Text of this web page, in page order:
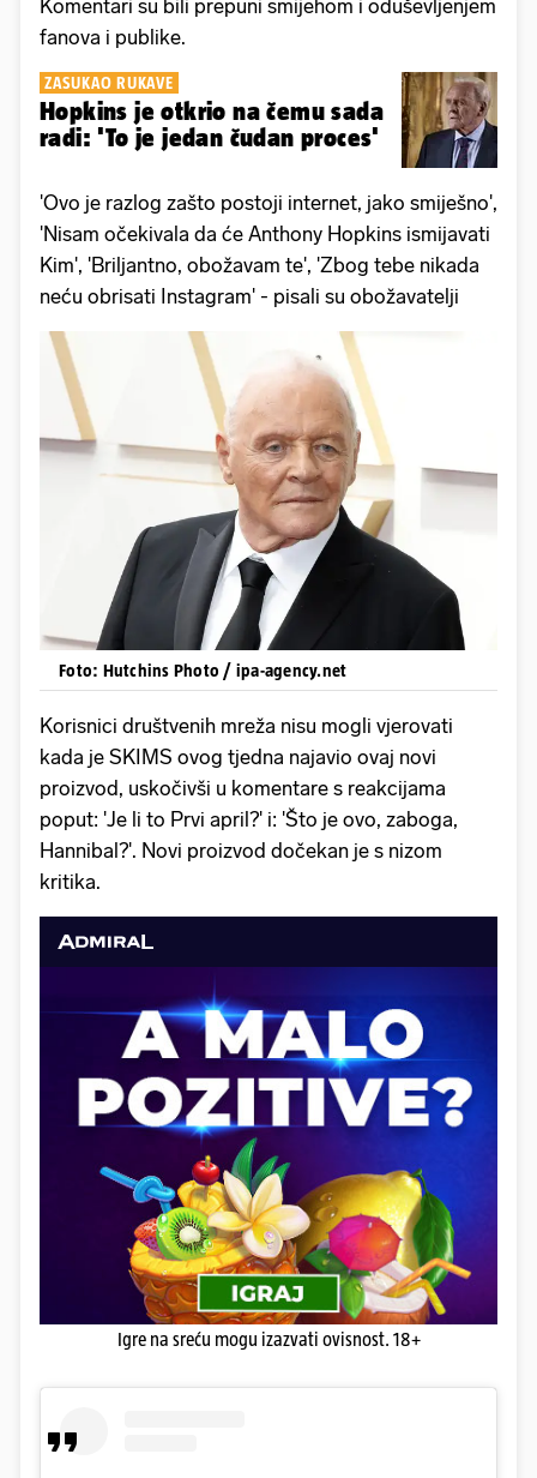
Komentari su bili prepuni smijehom i oduševljenjem
fanova i publike.
ZASUKAO RUKAVE
Hopkins je otkrio na čemu sada
radi: 'To je jedan čudan proces'
'Ovo je razlog zašto postoji internet, jako smiješno',
'Nisam očekivala da će Anthony Hopkins ismijavati
Kim', 'Briljantno, obožavam te', 'Zbog tebe nikada
neću obrisati Instagram' - pisali su obožavatelji
Foto: Hutchins Photo / ipa-agency.net
Korisnici društvenih mreža nisu mogli vjerovati
kada je SKIMS ovog tjedna najavio ovaj novi
proizvod, uskočivši u komentare s reakcijama
poput: 'Je li to Prvi april?' i: 'Što je ovo, zaboga,
Hannibal?'. Novi proizvod dočekan je s nizom
kritika.
Igre na sreću mogu izazvati ovisnost. 18+